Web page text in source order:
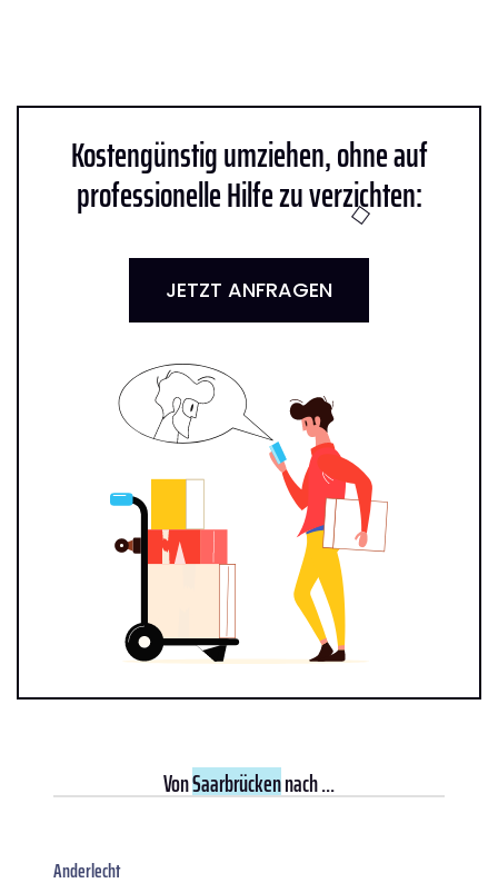
Kostengünstig umziehen, ohne auf
professionelle Hilfe zu verzichten:
JETZT ANFRAGEN
VonSaarbrückennach ...
Anderlecht